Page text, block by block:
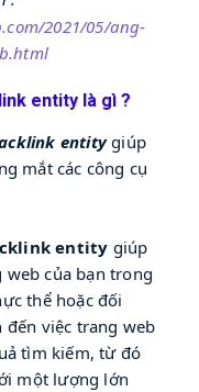
2021/05/ang-
entity là gì ?
entitygiúp
mắt các công cụ
entity giúp
của bạn trong
thể hoặc đối
việc trang web
tìm kiếm, từ đó
một lượng lớn